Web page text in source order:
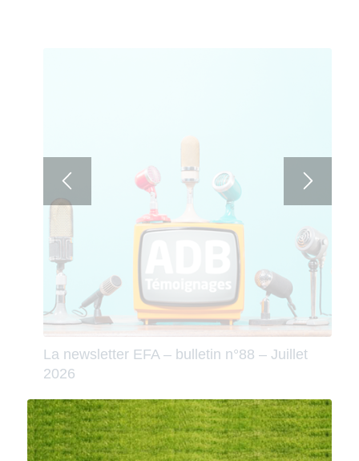
La newsletter EFA – bulletin n°88 – Juillet
2026